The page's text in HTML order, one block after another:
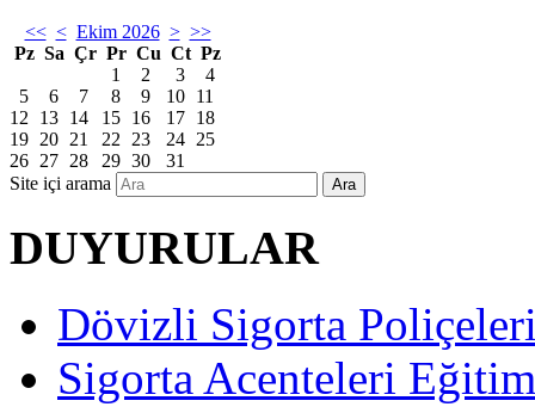
<< < Ekim 2026 > >>
Pz Sa Çr Pr Cu Ct Pz
1
2 3
4
5
6 7 8 9 10 11
12
13 14 15 16 17 18
19 20 21 22 23 24 25
26 27 28 29 30
31
Site içi arama
Ara
DUYURULAR
Dövizli Sigorta
Sigorta Acenteleri